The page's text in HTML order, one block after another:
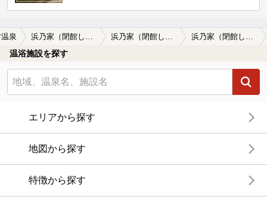
泉 浜乃家（閉館しました） 浜乃家（閉館しました）の口コミ一覧 浜乃家（閉館しました）の口コミ 古さは最高！
温浴施設を探す
エリアから探す
地図から探す
特徴から探す